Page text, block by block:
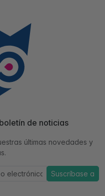
de noticias
últimas novedades y
Suscríbase a